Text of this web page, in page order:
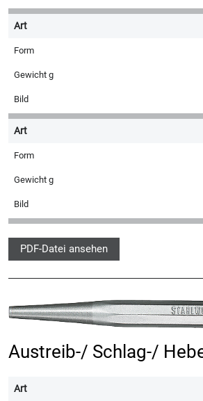
PDF-Datei ansehen
Austreib-/ Schlag-/